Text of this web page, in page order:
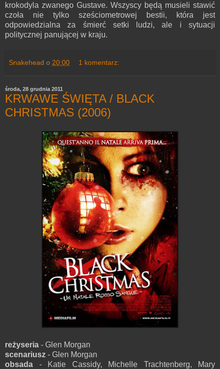
krokodyla zwanego Gustave. Wszyscy będą musieli stawić
czoła nie tylko sześciometrowej bestii, która jest
odpowiedzialna za śmierć setki ludzi, ale i sytuacji
politycznej panującej w kraju.
Snakehead o 20:00 1 komentarz:
środa, 28 grudnia 2011
KRWAWE ŚWIĘTA / BLACK
CHRISTMAS (2006)
reżyseria - Glen Morgan
scenariusz - Glen Morgan
obsada - Katie Cassidy, Michelle Trachtenberg, Mary